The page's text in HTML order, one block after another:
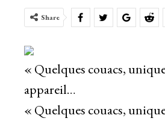
Share
« Quelques couacs,
appareil…
« Quelques couacs,